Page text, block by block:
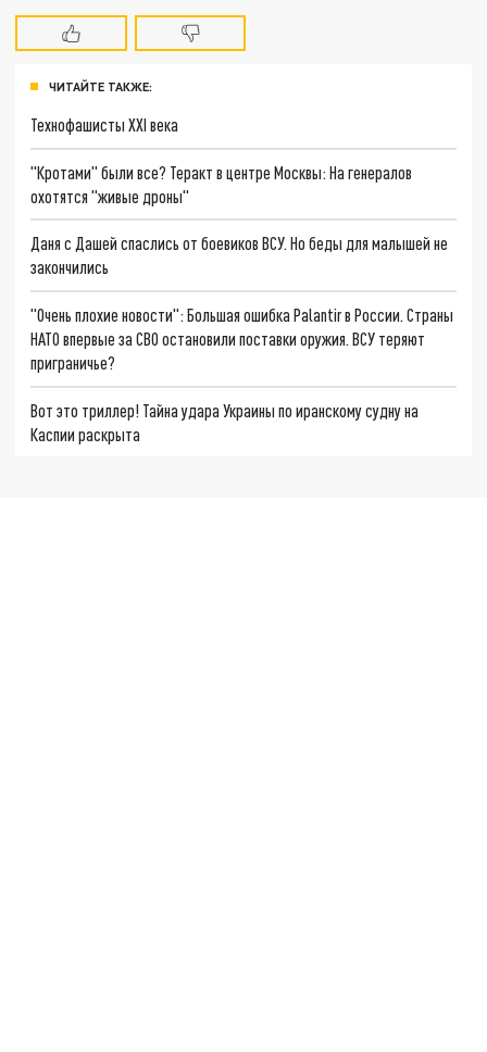
ЧИТАЙТЕ ТАКЖЕ:
Технофашисты XXI века
"Кротами" были все? Теракт в центре Москвы: На генералов
охотятся "живые дроны"
Даня с Дашей спаслись от боевиков ВСУ. Но беды для малышей не
закончились
"Очень плохие новости": Большая ошибка Palantir в России. Страны
НАТО впервые за СВО остановили поставки оружия. ВСУ теряют
приграничье?
Вот это триллер! Тайна удара Украины по иранскому судну на
Каспии раскрыта